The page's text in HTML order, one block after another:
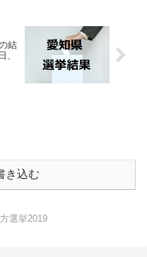
結
、
き込む
選挙2019